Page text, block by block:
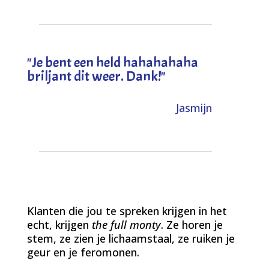
"Je bent een held hahahahaha
briljant dit weer. Dank!"
Jasmijn
Klanten die jou te spreken krijgen in het
echt, krijgen the full monty. Ze horen je
stem, ze zien je lichaamstaal, ze ruiken je
geur en je feromonen.